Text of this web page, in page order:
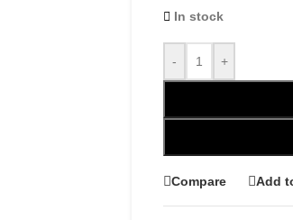
In stock
- +
Compare Add